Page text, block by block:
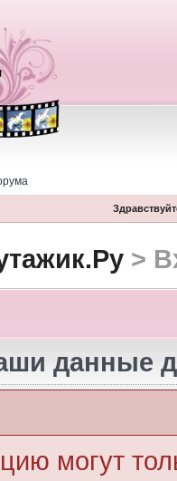
>
данные
могут